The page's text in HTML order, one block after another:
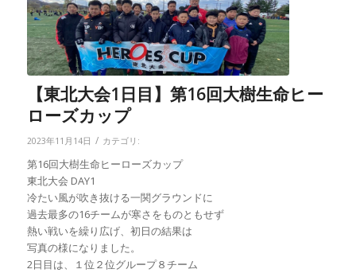
【東北大会1日目】第16回大樹生命ヒー
ローズカップ
2023年11月14日 / カテゴリ:
第16回大樹生命ヒーローズカップ
東北大会 DAY1
冷たい風が吹き抜ける一関グラウンドに
過去最多の16チームが寒さをものともせず
熱い戦いを繰り広げ、初日の結果は
写真の様になりました。
2日目は、１位２位グループ８チーム